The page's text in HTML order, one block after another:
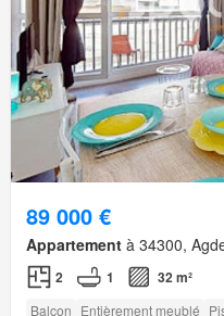
89 000 €
Appartement à 34300,
2 1 32 m²
Balcon Entièrement meublé